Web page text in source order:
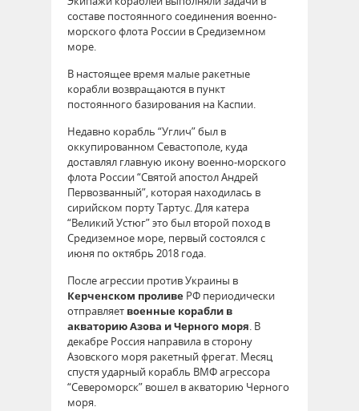
составе постоянного соединения военно-
морского флота России в Средиземном
море.
В настоящее время малые ракетные
корабли возвращаются в пункт
постоянного базирования на Каспии.
Недавно корабль “Углич” был в
оккупированном Севастополе, куда
доставлял главную икону военно-морского
флота России “Святой апостол Андрей
Первозванный”, которая находилась в
сирийском порту Тартус. Для катера
“Великий Устюг” это был второй поход в
Средиземное море, первый состоялся с
июня по октябрь 2018 года.
После агрессии против Украины в
Керченском проливе РФ периодически
отправляет военные корабли в
акваторию Азова и Черного моря. В
декабре Россия направила в сторону
Азовского моря ракетный фрегат. Месяц
спустя ударный корабль ВМФ агрессора
“Североморск” вошел в акваторию Черного
моря.